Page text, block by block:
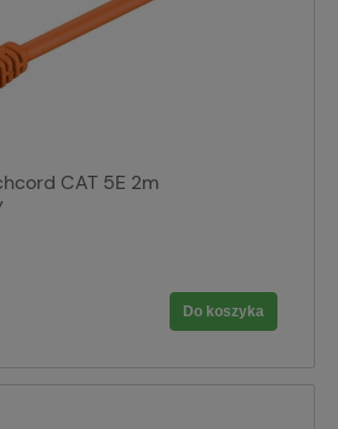
CAT 5E 2m
Do koszyka